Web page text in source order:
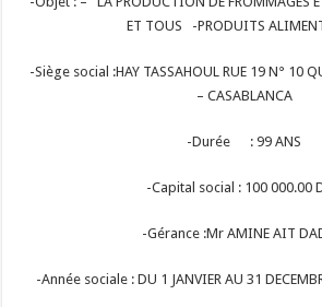
ET TOUS -PRODUITS
-Siège social :HAY TASSAHOUL RUE 19 N° 10
– CASABLANCA
-Durée : 99 ANS
-Capital social : 100 000.00
-Gérance :Mr AMINE AIT
-Année sociale : DU 1 JANVIER AU 31